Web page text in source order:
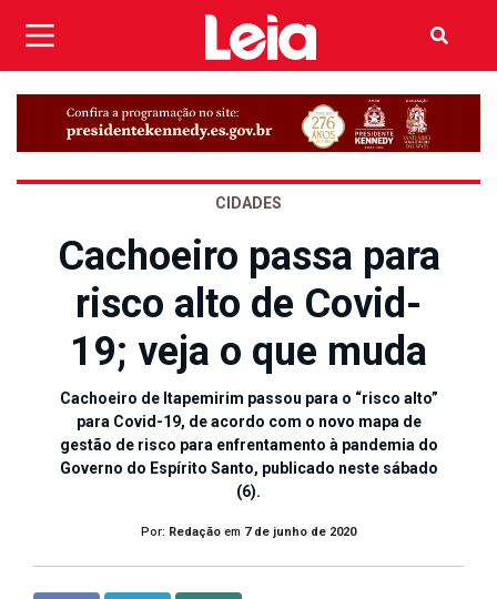
CIDADES
Cachoeiro passa para
risco alto de Covid-
19; veja o que muda
Cachoeiro de Itapemirim passou para o “risco alto”
para Covid-19, de acordo com o novo mapa de
gestão de risco para enfrentamento à pandemia do
Governo do Espírito Santo, publicado neste sábado
(6).
Por: Redação em 7 de junho de 2020